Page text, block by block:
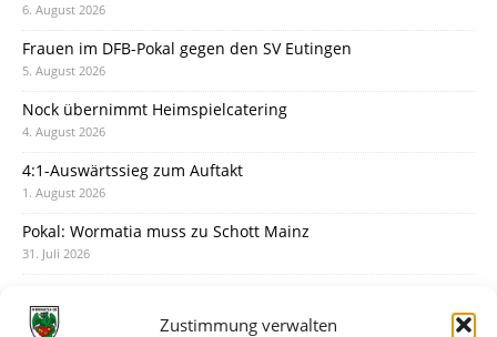
Zustimmung verwalten
6. August 2026
Frauen im DFB-Pokal gegen den SV Eutingen
5. August 2026
Nock übernimmt Heimspielcatering
4. August 2026
4:1-Auswärtssieg zum Auftakt
1. August 2026
Pokal: Wormatia muss zu Schott Mainz
31. Juli 2026
30. Juli 2026